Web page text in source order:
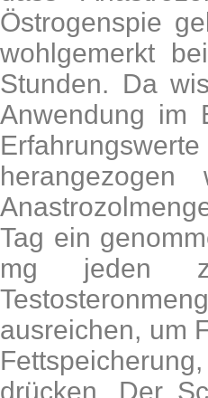
Östrogenspie
wohlgemerkt
Stunden. Da
Anwendung im
Tag ein
mg jeden
ausreichen, um
drücken. Der